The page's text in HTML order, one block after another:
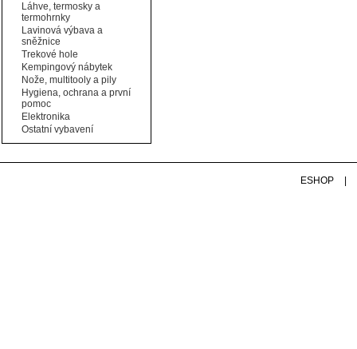
Láhve, termosky a
termohrnky
Lavinová výbava a
sněžnice
Trekové hole
Kempingový nábytek
Nože, multitooly a pily
Hygiena, ochrana a první
pomoc
Elektronika
Ostatní vybavení
ESHOP